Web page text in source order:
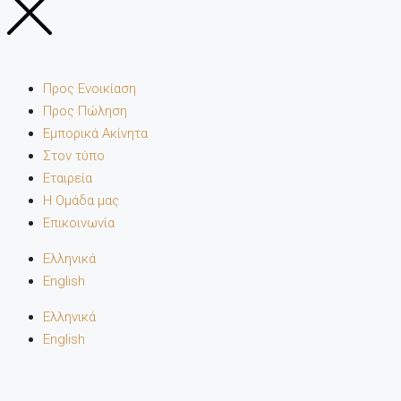
Προς Ενοικίαση
Προς Πώληση
Εμπορικά Ακίνητα
Στον τύπο
Εταιρεία
Η Ομάδα μας
Επικοινωνία
Ελληνικά
English
Ελληνικά
English